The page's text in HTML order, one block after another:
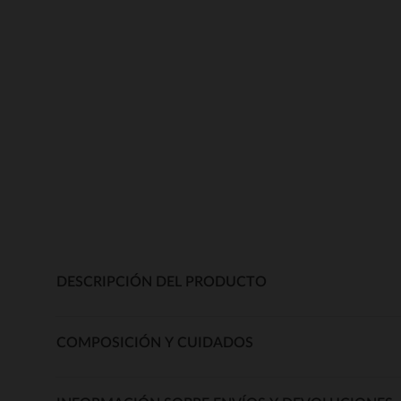
DESCRIPCIÓN DEL PRODUCTO
COMPOSICIÓN Y CUIDADOS